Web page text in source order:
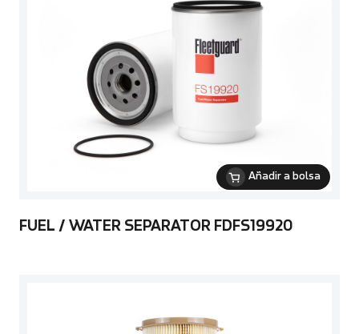
Añadir a bolsa
FUEL / WATER SEPARATOR FDFS19920